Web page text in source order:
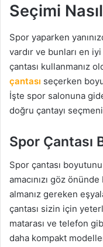
Seçimi
Spor yaparken
vardır ve bunları en
çantası kullanmanız
çantası seçerken
İşte spor salonuna
doğru çantayı
Spor Çantası
Spor çantası
amacınızı göz önünde
almanız gereken
çantası sizin için
matarası ve telefon
daha kompakt